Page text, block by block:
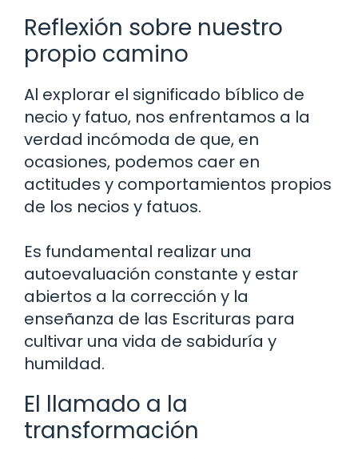
Reflexión sobre nuestro
propio camino
Al explorar el significado bíblico de
necio y fatuo, nos enfrentamos a la
verdad incómoda de que, en
ocasiones, podemos caer en
actitudes y comportamientos propios
de los necios y fatuos.
Es fundamental realizar una
autoevaluación constante y estar
abiertos a la corrección y la
enseñanza de las Escrituras para
cultivar una vida de sabiduría y
humildad.
El llamado a la
transformación